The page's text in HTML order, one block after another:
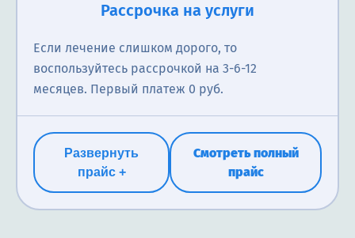
Рассрочка на услуги
Если лечение слишком дорого, то
воспользуйтесь рассрочкой на 3-6-12
месяцев. Первый платеж 0 руб.
Развернуть
прайс +
Смотреть полный
прайс